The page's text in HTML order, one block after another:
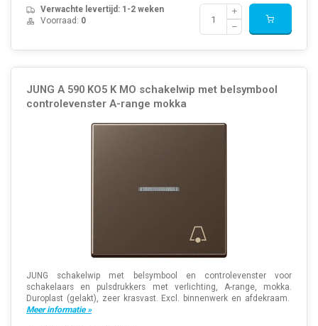
Verwachte levertijd: 1-2 weken
Voorraad: 0
JUNG A 590 KO5 K MO schakelwip met belsymbool
controlevenster A-range mokka
JUNG schakelwip met belsymbool en controlevenster voor
schakelaars en pulsdrukkers met verlichting, A-range, mokka.
Duroplast (gelakt), zeer krasvast. Excl. binnenwerk en afdekraam.
Meer informatie »